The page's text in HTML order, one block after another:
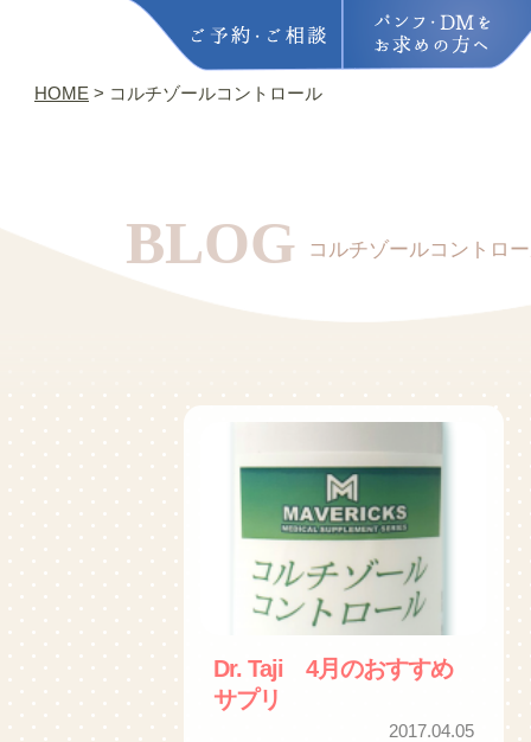
HOME > コルチゾールコントロール
BLOG コルチゾールコントロ
Dr. Taji 4月のおすすめ
サプリ
2017.04.05